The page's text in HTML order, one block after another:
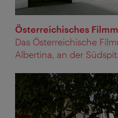
Österreichisches
Das Österreichische
Albertina, an der